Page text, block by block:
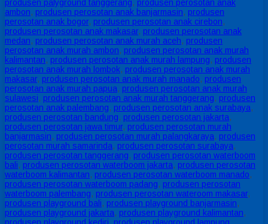
produsen palyground tanggerang, produsen perosotan anak
ambon, produsen perosotan anak banjarmasin, produsen
perosotan anak bogor, produsen perosotan anak cirebon,
produsen perosotan anak makasar, produsen perosotan anak
medan, produsen perosotan anak murah aceh, produsen
perosotan anak murah ambon, produsen perosotan anak murah
kalimantan, produsen perosotan anak murah lampung, produsen
perosotan anak murah lombok, produsen perosotan anak murah
makasar, produsen perosotan anak murah manado, produsen
perosotan anak murah papua, produsen perosotan anak murah
sulawesi, produsen perosotan anak murah tanggerang, produsen
perosotan anak palembang, produsen perosotan anak surabaya,
produsen perosotan bandung, produsen perosotan jakarta,
produsen perosotan jawa timur, produsen perosotan murah
banjarmasin, produsen perosotan murah palangkaraya, produsen
perosotan murah samarinda, produsen perosotan surabaya,
produsen perosotan tanggerang, produsen perosotan waterboom
bali, produsen perosotan waterboom jakarta, produsen perosotan
waterboom kalimantan, produsen perosotan waterboom manado,
produsen perosotan waterboom padang, produsen perosotan
waterboom palembang, produsen perosotan wateroom makasar,
produsen playground bali, produsen playground banjarmasin,
produsen playground jakarta, produsen playground kalimantan,
produsen playground kediri
produsen playground lampung